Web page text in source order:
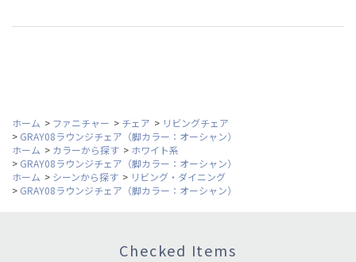
ホーム > ファニチャー > チェア > リビングチェア
> GRAY08ラウンジチェア（脚カラー：オーシャン）
ホーム > カラーから探す > ホワイト系
> GRAY08ラウンジチェア（脚カラー：オーシャン）
ホーム > シーンから探す > リビング・ダイニング
> GRAY08ラウンジチェア（脚カラー：オーシャン）
Checked Items